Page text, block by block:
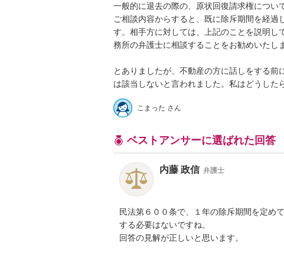
一般的に退去の際の、原状回復請求権につい
ご相談内容からすると、既に除斥期間を経過
す。相手方に対しては、上記のことを説明
務所の弁護士に相談することをお勧めいたし
とありましたが、不動産の方に話しをする
は該当しないと言われました。私はどうした
こまった さん
ベストアンサーに選ばれた回答
内藤 政信 弁護士
民法第６００条で、１年の除斥期間を定め
する必要はないですね。
回答の見解が正しいと思います。